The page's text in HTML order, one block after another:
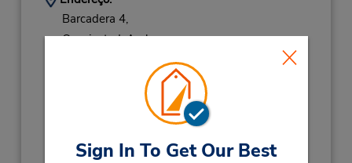
Sign In To Get Our Best
Barcadera 4,
Oranjestad, Aruba
(1) 297-582-8600
Horário de funcionamento:
Mon - Fri 8:30 AM - 4:30 PM; Sat 8:30 AM -
Horário de feriado: